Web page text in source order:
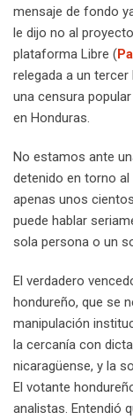
mensaje de fondo
le dijo no al
plataforma Libre (
relegada a un
una censura
en Honduras.
No estamos ante
detenido en torno al
apenas unos
puede hablar
sola persona o un
El verdadero
hondureño, que se
manipulación
la cercanía con
nicaragüense, y la
El votante
analistas. Entendió